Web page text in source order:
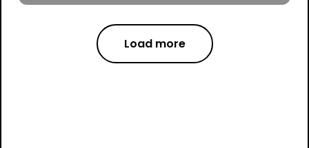
Load more